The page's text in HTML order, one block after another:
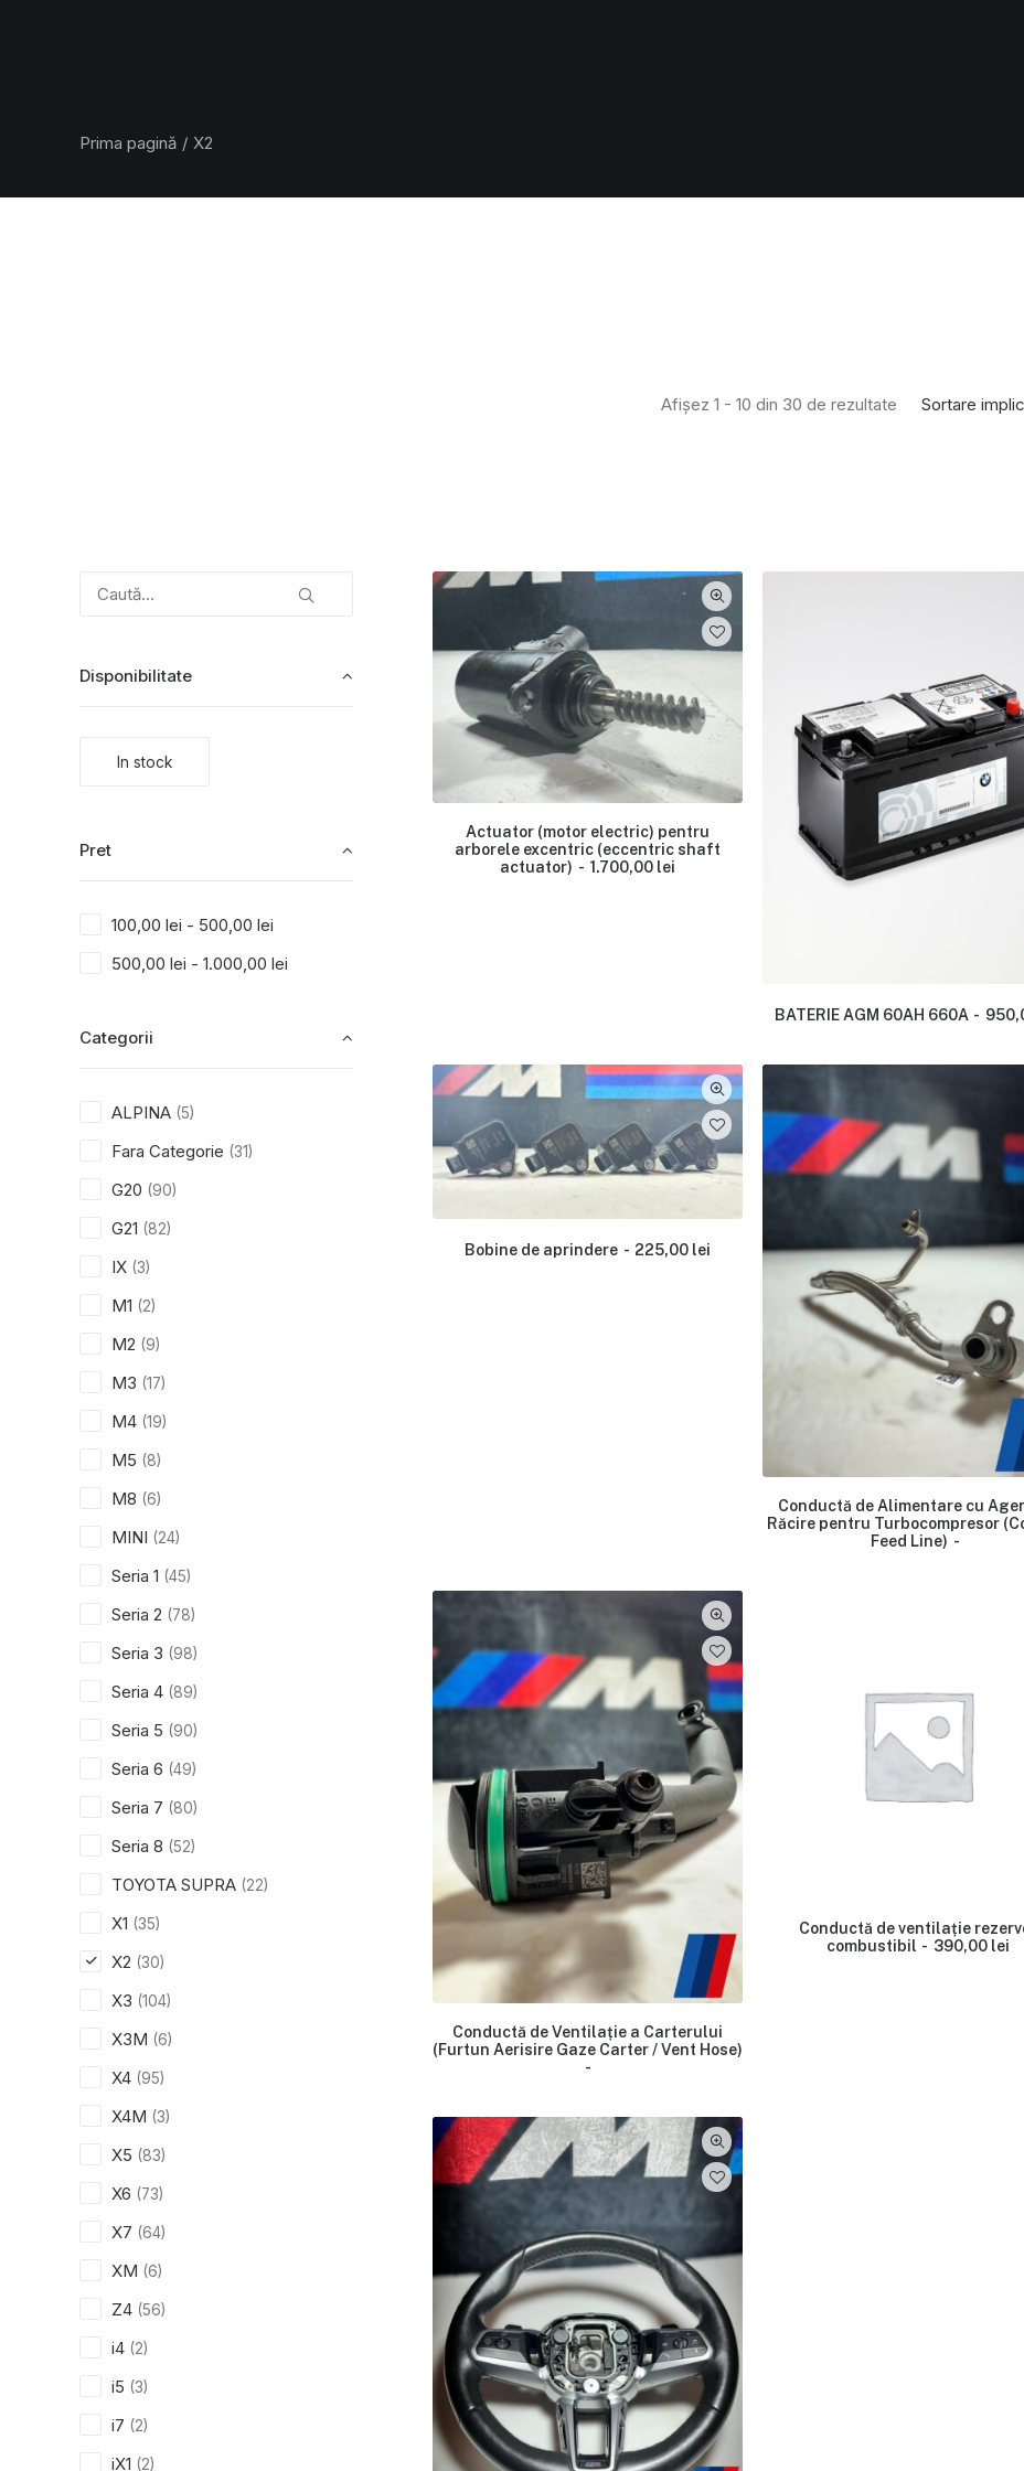
Prima pagină X2
Sortare
Afișez 1 - 10 din 30 de rezultate
Disponibilitate
In stock
Pret
100,00 lei - 500,00 lei
500,00 lei - 1.000,00 lei
Categorii
ALPINA (5)
Fara Categorie (31)
G20 (90)
G21 (82)
IX (3)
M1 (2)
M2 (9)
M3 (17)
M4 (19)
M5 (8)
M8 (6)
MINI (24)
Seria 1 (45)
Seria 2 (78)
Seria 3 (98)
Seria 4 (89)
Seria 5 (90)
Seria 6 (49)
Seria 7 (80)
Seria 8 (52)
TOYOTA SUPRA (22)
X1 (35)
X2 (30)
X3 (104)
X3M (6)
X4 (95)
X4M (3)
X5 (83)
X6 (73)
X7 (64)
XM (6)
Z4 (56)
i4 (2)
i5 (3)
i7 (2)
iX1 (2)
Actuator (motor electric) pentru
arborele excentric (eccentric shaft
actuator)
1.700,00 lei
BATERIE AGM 60AH 660A
Bobine de aprindere 225,00 lei
Conductă de Alimentare cu
Răcire pentru Turbocompresor
Feed Line)
Conductă de Ventilație a Carterului
(Furtun Aerisire Gaze Carter / Vent Hose)
Conductă de ventilație
combustibil
390,00 lei